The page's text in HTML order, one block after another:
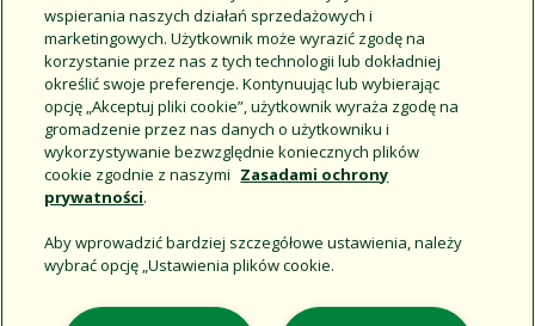
Soil Percolation Test
Support
wspierania naszych działań sprzedażowych i
marketingowych. Użytkownik może wyrazić zgodę na
korzystanie przez nas z tych technologii lub dokładniej
określić swoje preferencje. Kontynuując lub wybierając
opcję „Akceptuj pliki cookie”, użytkownik wyraża zgodę na
gromadzenie przez nas danych o użytkowniku i
wykorzystywanie bezwzględnie koniecznych plików
cookie zgodnie z naszymi Zasadami ochrony
prywatności.
Aby wprowadzić bardziej szczegółowe ustawienia, należy
wybrać opcję „Ustawienia plików cookie.